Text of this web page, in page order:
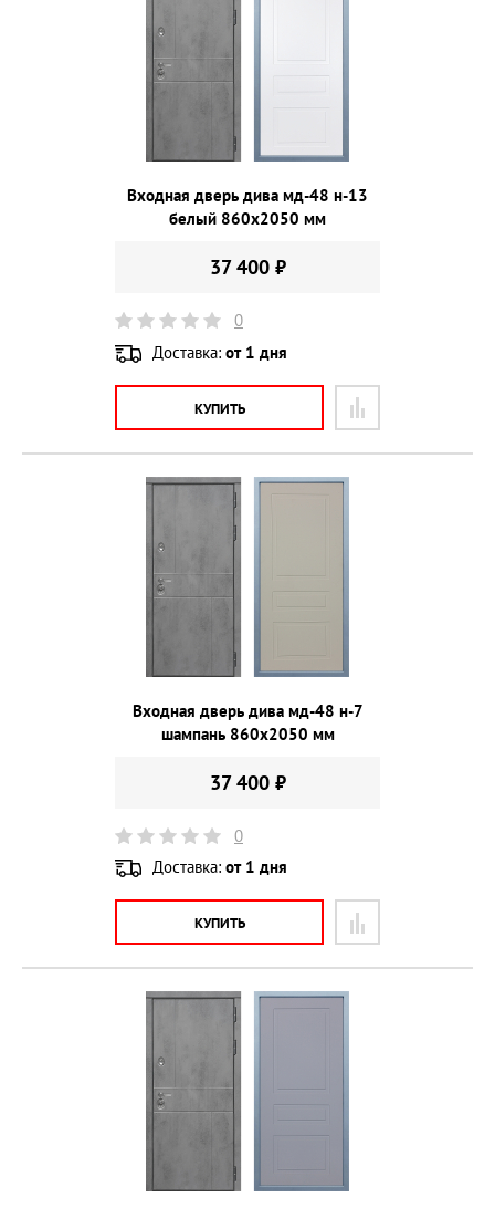
Входная дверь дива мд-48 н-13
белый 860х2050 мм
37 400 ₽
0
Доставка: от 1 дня
КУПИТЬ
Входная дверь дива мд-48 н-7
шампань 860х2050 мм
37 400 ₽
0
Доставка: от 1 дня
КУПИТЬ